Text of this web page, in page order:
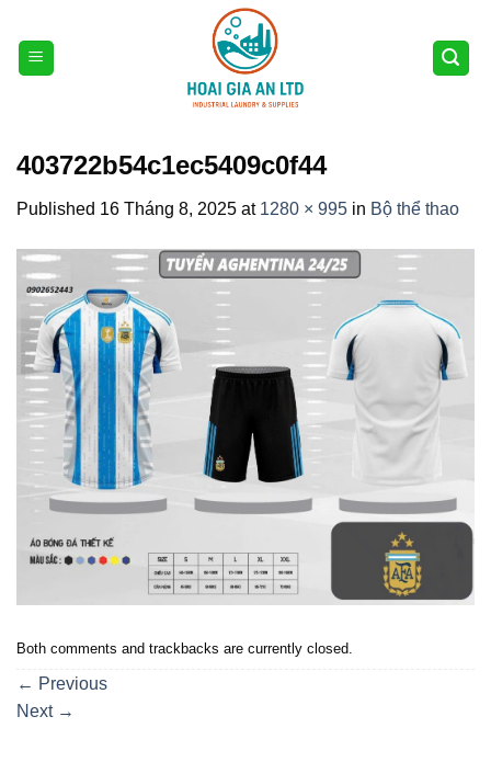
content
403722b54c1ec5409c0f44
Published 16 Tháng 8, 2025 at 1280 × 995 in Bộ thể thao
Both comments and trackbacks are currently closed.
← Previous
Next →